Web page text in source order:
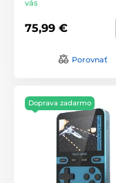
vás
75,99 €
Porovnať
Doprava zadarmo